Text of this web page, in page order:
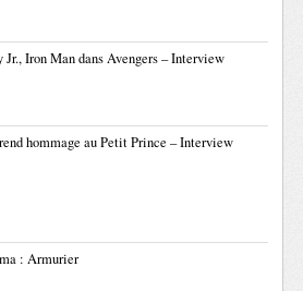
Jr., Iron Man dans Avengers – Interview
hommage au Petit Prince – Interview
: Armurier